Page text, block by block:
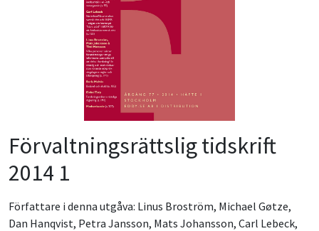
Förvaltningsrättslig tidskrift
2014 1
Författare i denna utgåva: Linus Broström, Michael Gøtze,
Dan Hanqvist, Petra Jansson, Mats Johansson, Carl Lebeck,